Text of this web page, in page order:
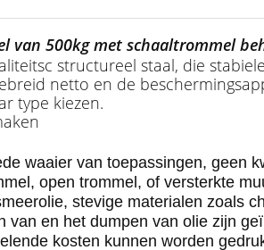
van 500kg met schaaltrommel
structureel staal, die
netto en de
type kiezen.
waaier van toepassingen, geen
open trommel, of versterkte
stevige materialen zoals
van en het dumpen van olie zijn
kosten kunnen worden